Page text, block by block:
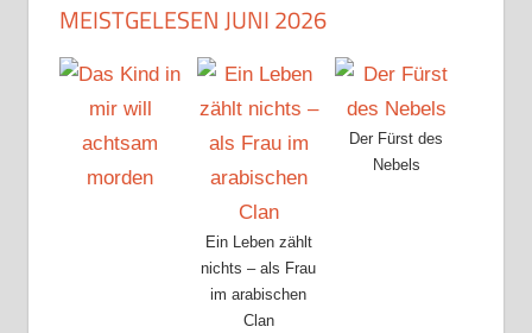
MEISTGELESEN JUNI 2026
Ein Leben zählt
nichts – als Frau
im arabischen
Clan
Der Fürst des
Nebels